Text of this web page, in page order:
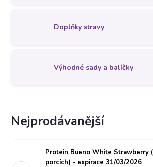
Doplňky stravy
Výhodné sady a balíčky
Nejprodávanější
Protein Bueno White Strawberry
porcích) - expirace 31/03/2026